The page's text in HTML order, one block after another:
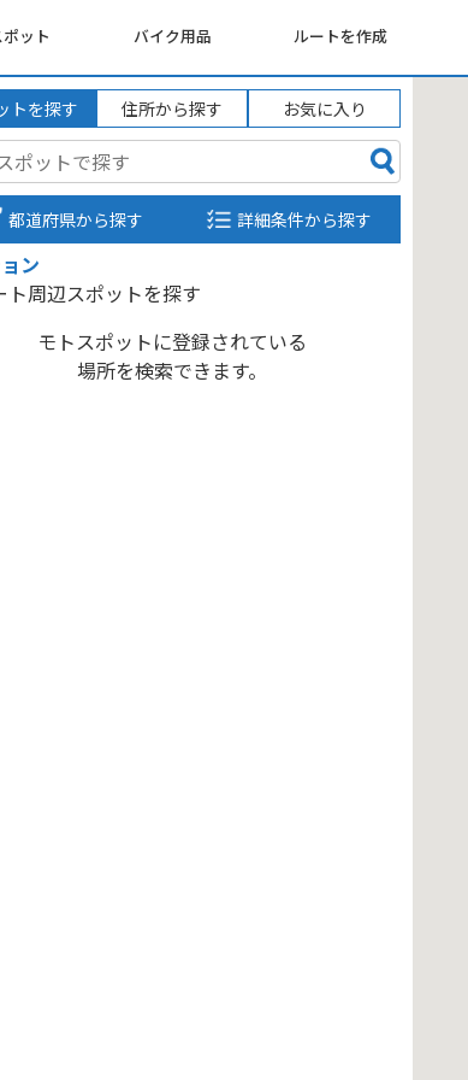
ット バイク用品 ルートを作成
トを探す 住所から探す お気に入り
都道府県から探す 詳細条件から探す
ン
ト周辺スポットを探す
モトスポットに登録されている
場所を検索できます。